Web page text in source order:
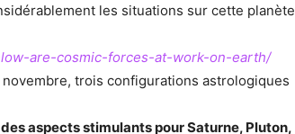
les situations sur cette planète
are-cosmic-forces-at-work-on-earth/
trois configurations astrologiques
aspects stimulants pour Saturne, Pluton,